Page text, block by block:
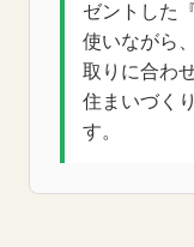
ゼントした
使いながら
取りに合わ
住まいづく
す。